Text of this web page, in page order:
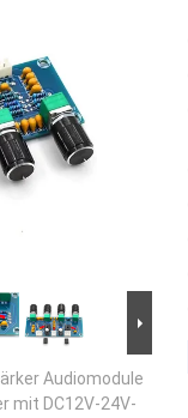
Audiomodule
mit DC12V-24V-